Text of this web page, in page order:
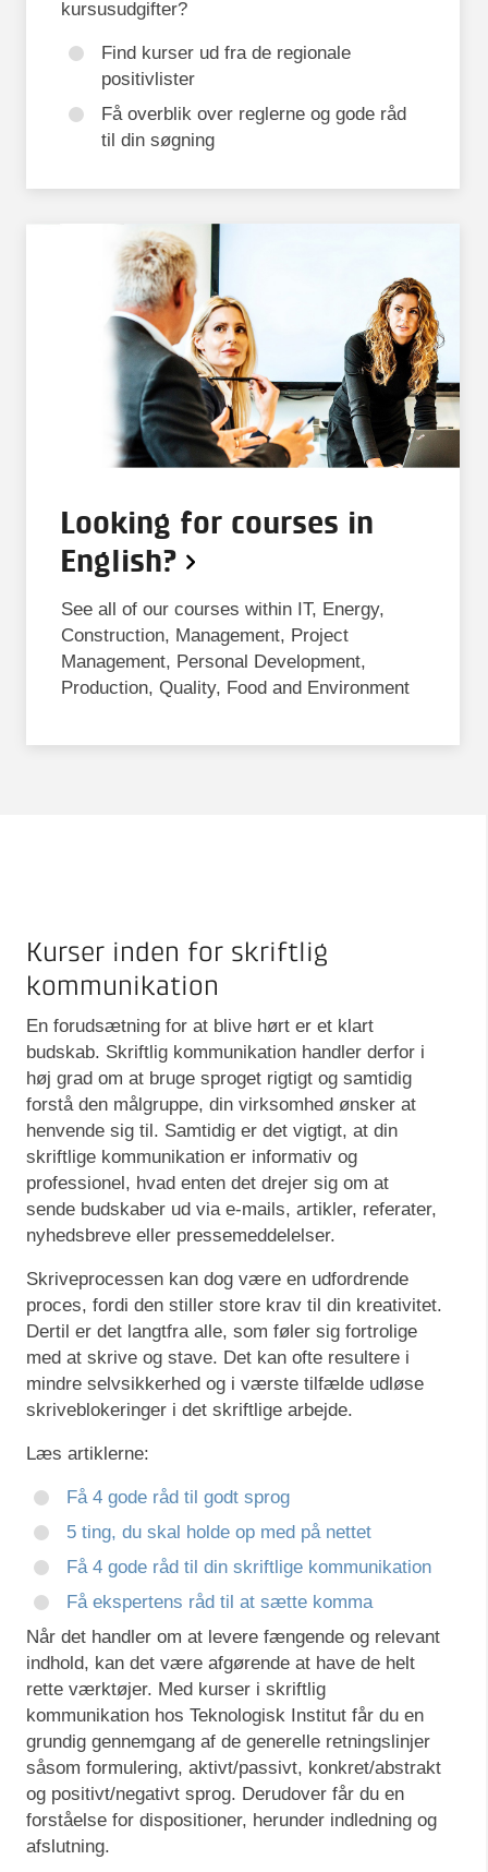
kursusudgifter?
Find kurser ud fra de regionale
positivlister
Få overblik over reglerne og gode råd
til din søgning
Looking for courses in
English?
See all of our courses within IT, Energy,
Construction, Management, Project
Management, Personal Development,
Production, Quality, Food and Environment
Kurser inden for skriftlig
kommunikation
En forudsætning for at blive hørt er et klart
budskab. Skriftlig kommunikation handler derfor i
høj grad om at bruge sproget rigtigt og samtidig
forstå den målgruppe, din virksomhed ønsker at
henvende sig til. Samtidig er det vigtigt, at din
skriftlige kommunikation er informativ og
professionel, hvad enten det drejer sig om at
sende budskaber ud via e-mails, artikler, referater,
nyhedsbreve eller pressemeddelelser.
Skriveprocessen kan dog være en udfordrende
proces, fordi den stiller store krav til din kreativitet.
Dertil er det langtfra alle, som føler sig fortrolige
med at skrive og stave. Det kan ofte resultere i
mindre selvsikkerhed og i værste tilfælde udløse
skriveblokeringer i det skriftlige arbejde.
Læs artiklerne:
Få 4 gode råd til godt sprog
5 ting, du skal holde op med på nettet
Få 4 gode råd til din skriftlige kommunikation
Få ekspertens råd til at sætte komma
Når det handler om at levere fængende og relevant
indhold, kan det være afgørende at have de helt
rette værktøjer. Med kurser i skriftlig
kommunikation hos Teknologisk Institut får du en
grundig gennemgang af de generelle retningslinjer
såsom formulering, aktivt/passivt, konkret/abstrakt
og positivt/negativt sprog. Derudover får du en
forståelse for dispositioner, herunder indledning og
afslutning.